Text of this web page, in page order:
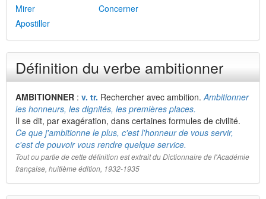
Mirer
Concerner
Apostiller
Définition du verbe ambitionner
AMBITIONNER : v. tr. Rechercher avec ambition.Ambitionner
les honneurs, les dignités, les premières places.
Il se dit, par exagération, dans certaines formules de civilité.
Ce que j'ambitionne le plus, c'est l'honneur de vous servir,
c'est de pouvoir vous rendre quelque service.
Tout ou partie de cette définition est extrait du Dictionnaire de l'Académie
française, huitième édition, 1932-1935